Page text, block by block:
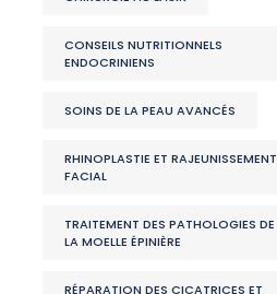
CONSEILS NUTRITIONNELS
ENDOCRINIENS
SOINS DE LA PEAU AVANCÉS
RHINOPLASTIE ET RAJEUNISSEMENT
FACIAL
TRAITEMENT DES PATHOLOGIES DE
LA MOELLE ÉPINIÈRE
RÉPARATION DES CICATRICES ET